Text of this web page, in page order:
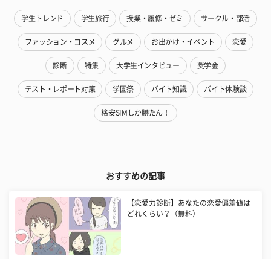
学生トレンド 学生旅行 授業・履修・ゼミ サークル・部活
ファッション・コスメ グルメ お出かけ・イベント 恋愛
診断 特集 大学生インタビュー 奨学金
テスト・レポート対策 学園祭 バイト知識 バイト体験談
格安SIMしか勝たん！
おすすめの記事
【恋愛力診断】あなたの恋愛偏差値は
どれくらい？（無料）